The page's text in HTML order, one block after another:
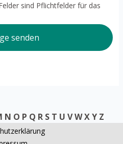
sind Pflichtfelder für das
senden
N O P Q R S T U VWXY Z